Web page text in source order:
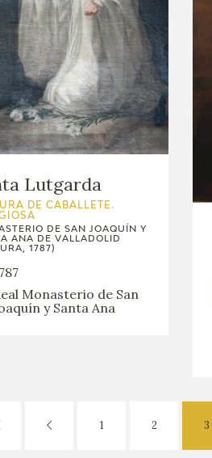
Lutgarda
DE CABALLETE.
DE SAN JOAQUÍN Y
ANA DE VALLADOLID
1787)
Monasterio de San
y Santa Ana
1 2 3